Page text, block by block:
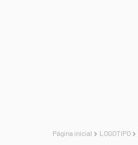
Página inicial LOGOTIPO